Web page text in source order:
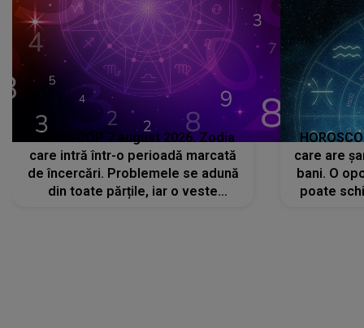
HOROSCOP 7 august 2026. Zodia
care intră într-o perioadă marcată
de încercări. Problemele se adună
din toate părțile, iar o veste
care are
bani. O
poate